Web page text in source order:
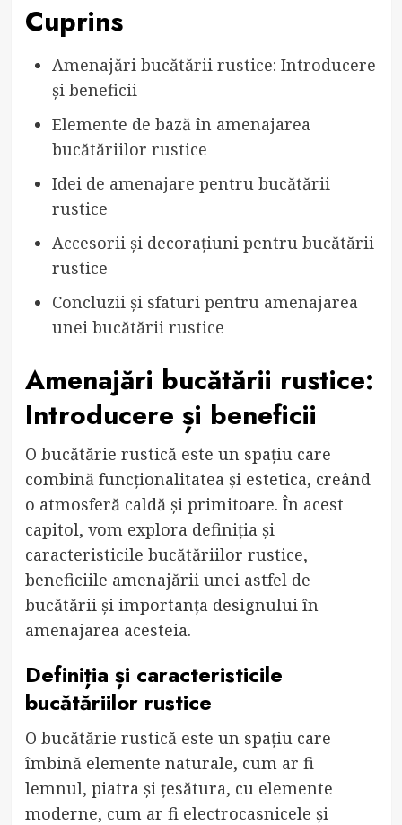
Cuprins
Amenajări bucătării rustice: Introducere
și beneficii
Elemente de bază în amenajarea
bucătăriilor rustice
Idei de amenajare pentru bucătării
rustice
Accesorii și decorațiuni pentru bucătării
rustice
Concluzii și sfaturi pentru amenajarea
unei bucătării rustice
Amenajări bucătării rustice:
Introducere și beneficii
O bucătărie rustică este un spațiu care
combină funcționalitatea și estetica, creând
o atmosferă caldă și primitoare. În acest
capitol, vom explora definiția și
caracteristicile bucătăriilor rustice,
beneficiile amenajării unei astfel de
bucătării și importanța designului în
amenajarea acesteia.
Definiția și caracteristicile
bucătăriilor rustice
O bucătărie rustică este un spațiu care
îmbină elemente naturale, cum ar fi
lemnul, piatra și țesătura, cu elemente
moderne, cum ar fi electrocasnicele și